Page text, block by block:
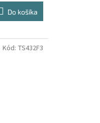
Do košíka
Kód: TS432F3